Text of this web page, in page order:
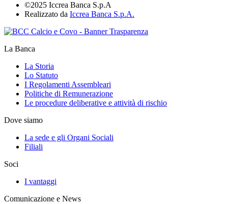
©2025 Iccrea Banca S.p.A
Realizzato da Iccrea Banca S.p.A.
La Banca
La Storia
Lo Statuto
I Regolamenti Assembleari
Politiche di Remunerazione
Le procedure deliberative e attività di rischio
Dove siamo
La sede e gli Organi Sociali
Filiali
Soci
I vantaggi
Comunicazione e News